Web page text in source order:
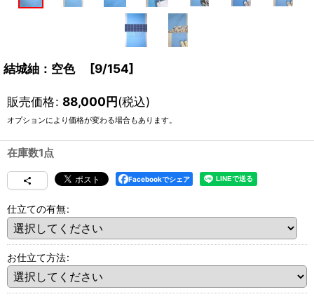
結城紬：空色 [9/154]
販売価格: 88,000円(税込)
オプションにより価格が変わる場合もあります。
在庫数1点
Facebookでシェア
仕立ての有無:
お仕立て方法: